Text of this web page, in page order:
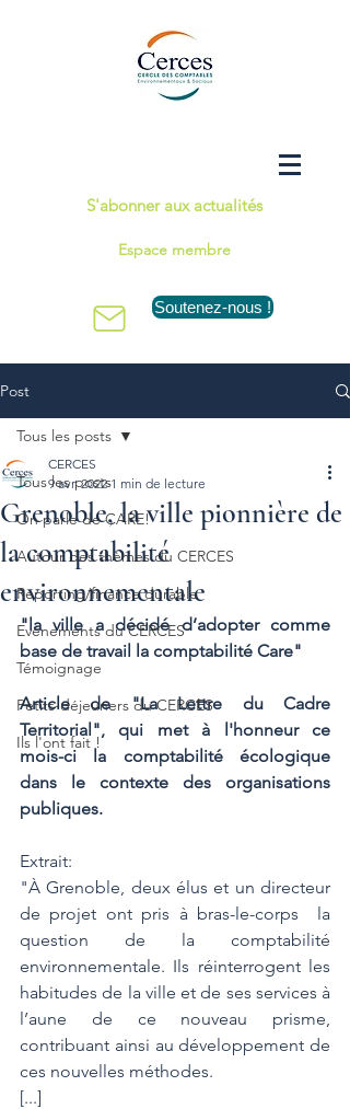
S'abonner aux actualités
Espace membre
Soutenez-nous !
Post
Tous les posts
On parle de CARE!
Autour des thèmes du CERCES
Reporting/finance durable
Evénements du CERCES
Témoignage
Petits-déjeuners du CERCES
Ils l'ont fait !
Tous les posts
Grenoble, la ville pionnière de
la comptabilité
environnementale
CERCES
9 avr. 2022 1 min de lecture
"la ville a décidé d’adopter comme
base de travail la comptabilité Care"
Article de "La Lettre du Cadre
Territorial", qui met à l'honneur ce
mois-ci la comptabilité écologique
dans le contexte des organisations
publiques.
Extrait:
"À Grenoble, deux élus et un directeur
de projet ont pris à bras-le-corps  la
question de la comptabilité
environnementale. Ils réinterrogent les
habitudes de la ville et de ses services à
l’aune de ce nouveau prisme,
contribuant ainsi au développement de
ces nouvelles méthodes.
[...]